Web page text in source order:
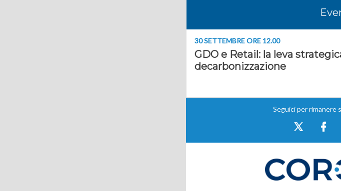
30 SETTEMBRE ORE 12.00
GDO e Retail: la leva
decarbonizzazione
Seguici per rimanere